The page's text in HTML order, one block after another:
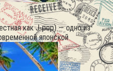
как J-pop) — одно из
японской